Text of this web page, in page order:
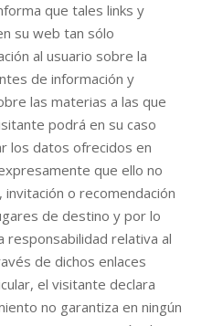
que tales links y
su web tan sólo
al usuario sobre la
de información y
las materias a las que
podrá en su caso
los datos ofrecidos en
que ello no
invitación o recomendación
de destino y por lo
responsabilidad relativa al
de dichos enlaces
el visitante declara
no garantiza en ningún